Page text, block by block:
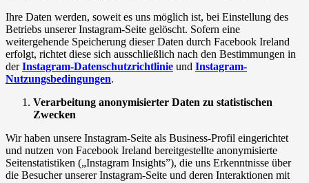
Ihre Daten werden, soweit es uns möglich ist, bei Einstellung des
Betriebs unserer Instagram-Seite gelöscht. Sofern eine
weitergehende Speicherung dieser Daten durch Facebook Ireland
erfolgt, richtet diese sich ausschließlich nach den Bestimmungen in
derInstagram-Datenschutzrichtlinie und Instagram-
Nutzungsbedingungen.
Verarbeitung anonymisierter Daten zu statistischen
Zwecken
Wir haben unsere Instagram-Seite als Business-Profil eingerichtet
und nutzen von Facebook Ireland bereitgestellte anonymisierte
Seitenstatistiken („Instagram Insights”), die uns Erkenntnisse über
die Besucher unserer Instagram-Seite und deren Interaktionen mit